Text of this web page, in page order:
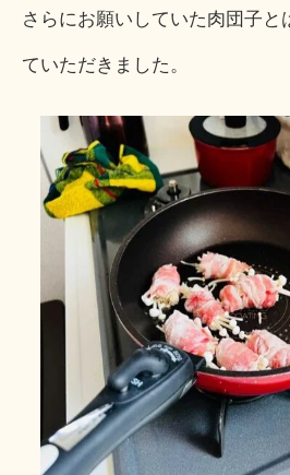
さらにお願いしていた肉団子と
ていただきました。